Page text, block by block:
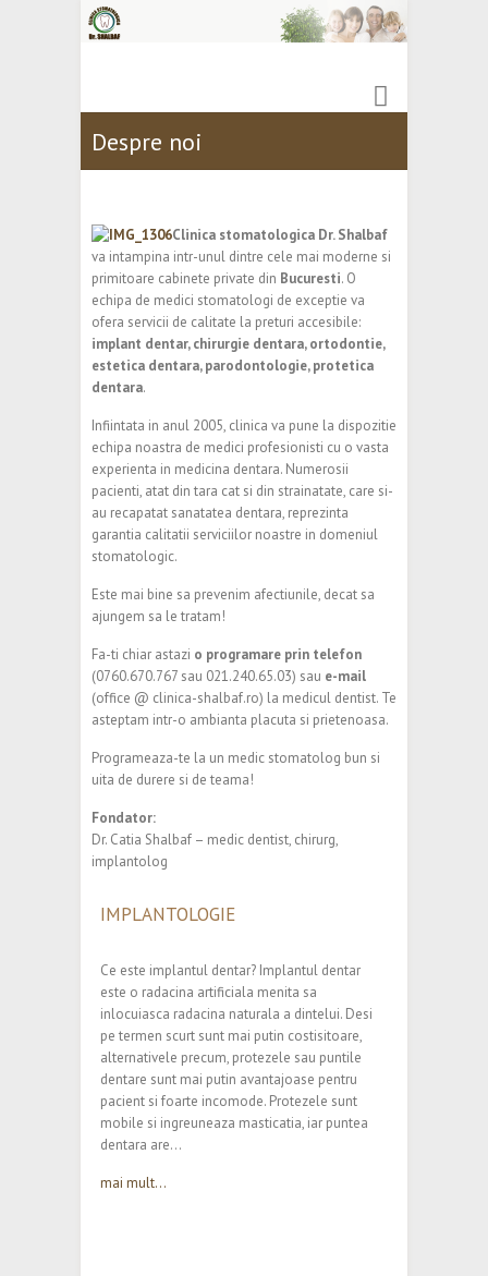
Despre noi
Clinica stomatologica Dr. Shalbaf
va intampina intr-unul dintre cele mai moderne si
primitoare cabinete private din Bucuresti. O
echipa de medici stomatologi de exceptie va
ofera servicii de calitate la preturi accesibile:
implant dentar, chirurgie dentara, ortodontie,
estetica dentara, parodontologie, protetica
dentara.
Infiintata in anul 2005, clinica va pune la dispozitie
echipa noastra de medici profesionisti cu o vasta
experienta in medicina dentara. Numerosii
pacienti, atat din tara cat si din strainatate, care si-
au recapatat sanatatea dentara, reprezinta
garantia calitatii serviciilor noastre in domeniul
stomatologic.
Este mai bine sa prevenim afectiunile, decat sa
ajungem sa le tratam!
Fa-ti chiar astazi o programare prin telefon
(0760.670.767 sau 021.240.65.03) sau e-mail
(office @ clinica-shalbaf.ro) la medicul dentist. Te
asteptam intr-o ambianta placuta si prietenoasa.
Programeaza-te la un medic stomatolog bun si
uita de durere si de teama!
Fondator:
Dr. Catia Shalbaf – medic dentist, chirurg,
implantolog
IMPLANTOLOGIE
Ce este implantul dentar? Implantul dentar
este o radacina artificiala menita sa
inlocuiasca radacina naturala a dintelui. Desi
pe termen scurt sunt mai putin costisitoare,
alternativele precum, protezele sau puntile
dentare sunt mai putin avantajoase pentru
pacient si foarte incomode. Protezele sunt
mobile si ingreuneaza masticatia, iar puntea
dentara are…
mai mult...